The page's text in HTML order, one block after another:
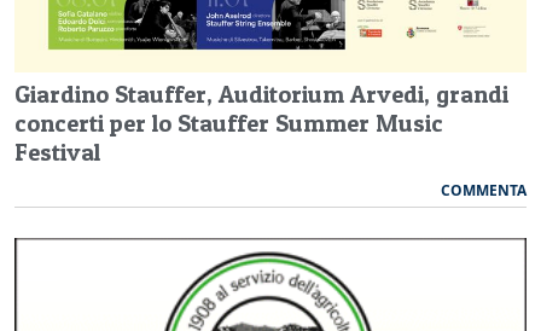
Giardino Stauffer, Auditorium Arvedi, grandi
concerti per lo Stauffer Summer Music
Festival
COMMENTA